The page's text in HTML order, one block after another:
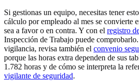
Si gestionas un equipo, necesitas tener
cálculo por empleado al mes se convierte
sea a favor o en contra. Y con el registro
Inspección de Trabajo puede
vigilancia, revisa también el convenio
porque las horas extra dependen de sus
1.782 horas y de cómo se interpreta la
vigilante de seguridad.